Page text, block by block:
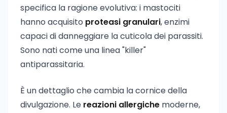
specifica la ragione evolutiva: i mastociti
hanno acquisito proteasi granulari, enzimi
capaci di danneggiare la cuticola dei parassiti.
Sono nati come una linea "killer"
antiparassitaria.
È un dettaglio che cambia la cornice della
divulgazione. Le reazioni allergiche moderne,